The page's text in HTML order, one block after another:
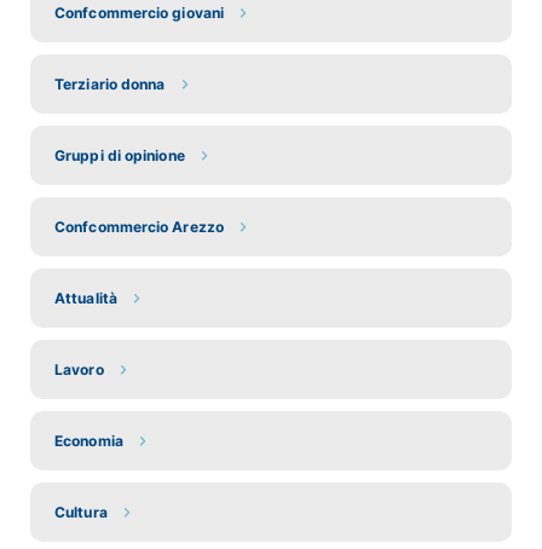
Confcommercio giovani
Terziario donna
Gruppi di opinione
Confcommercio Arezzo
Attualità
Lavoro
Economia
Cultura